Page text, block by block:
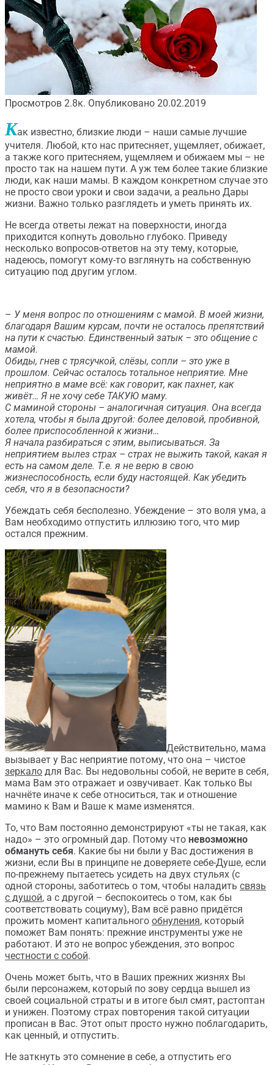
Просмотров 2.8к. Опубликовано 20.02.2019
Как известно, близкие люди – наши самые лучшие
учителя. Любой, кто нас притесняет, ущемляет, обижает,
а также кого притесняем, ущемляем и обижаем мы – не
просто так на нашем пути. А уж тем более такие близкие
люди, как наши мамы. В каждом конкретном случае это
не просто свои уроки и свои задачи, а реально Дары
жизни. Важно только разглядеть и уметь принять их.
Не всегда ответы лежат на поверхности, иногда
приходится копнуть довольно глубоко. Приведу
несколько вопросов-ответов на эту тему, которые,
надеюсь, помогут кому-то взглянуть на собственную
ситуацию под другим углом.
– У меня вопрос по отношениям с мамой. В моей жизни,
благодаря Вашим курсам, почти не осталось препятствий
на пути к счастью. Единственный затык – это общение с
мамой.
Обиды, гнев с трясучкой, слёзы, сопли – это уже в
прошлом. Сейчас осталось тотальное неприятие. Мне
неприятно в маме всё: как говорит, как пахнет, как
живёт… Я не хочу себе ТАКУЮ маму.
С маминой стороны – аналогичная ситуация. Она всегда
хотела, чтобы я была другой: более деловой, пробивной,
более приспособленной к жизни…
Я начала разбираться с этим, выписываться. За
неприятием вылез страх – страх не выжить такой, какая я
есть на самом деле. Т.е. я не верю в свою
жизнеспособность, если буду настоящей. Как убедить
себя, что я в безопасности?
Убеждать себя бесполезно. Убеждение – это воля ума, а
Вам необходимо отпустить иллюзию того, что мир
остался прежним.
Действительно, мама
вызывает у Вас неприятие потому, что она – чистое
зеркало для Вас. Вы недовольны собой, не верите в себя,
мама Вам это отражает и озвучивает. Как только Вы
начнёте иначе к себе относиться, так и отношение
мамино к Вам и Ваше к маме изменятся.
То, что Вам постоянно демонстрируют «ты не такая, как
надо» – это огромный дар. Потому что невозможно
обмануть себя. Какие бы ни были у Вас достижения в
жизни, если Вы в принципе не доверяете себе-Душе, если
по-прежнему пытаетесь усидеть на двух стульях (с
одной стороны, заботитесь о том, чтобы наладить связь
с душой, а с другой – беспокоитесь о том, как бы
соответствовать социуму), Вам всё равно придётся
прожить момент капитального обнуления, который
поможет Вам понять: прежние инструменты уже не
работают. И это не вопрос убеждения, это вопрос
честности с собой.
Очень может быть, что в Ваших прежних жизнях Вы
были персонажем, который по зову сердца вышел из
своей социальной страты и в итоге был смят, растоптан
и унижен. Поэтому страх повторения такой ситуации
прописан в Вас. Этот опыт просто нужно поблагодарить,
как ценный, и отпустить.
Не заткнуть это сомнение в себе, а отпустить его